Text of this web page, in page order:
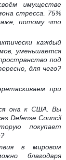
имуществе
стресса. 75%
потому что
каждый
уменьшается
под
для чего?
при
она к США. Вы
Defense Council
покупает
в мировом
благодаря